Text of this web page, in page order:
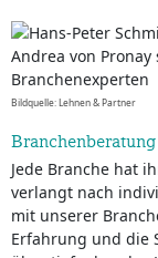
Bildquelle: Lehnen & Partner
Branchenberatung
Jede Branche hat
verlangt nach
mit unserer
Erfahrung und die